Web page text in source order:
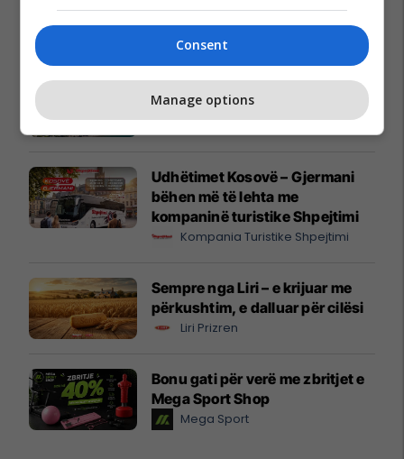
Promo Reklamo këtu
Holiday In 2, adresa verore e
këtij korriku
Edil Project
Udhëtimet Kosovë – Gjermani
bëhen më të lehta me
kompaninë turistike Shpejtimi
Kompania Turistike Shpejtimi
Sempre nga Liri – e krijuar me
përkushtim, e dalluar për cilësi
Liri Prizren
Bonu gati për verë me zbritjet e
Mega Sport Shop
Mega Sport
Consent
Manage options